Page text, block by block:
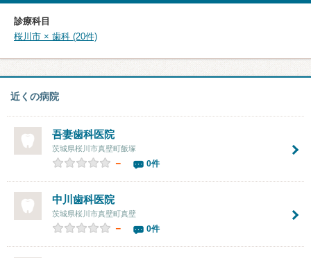
診療科目
桜川市 × 歯科 (20件)
近くの病院
吾妻歯科医院
茨城県桜川市真壁町飯塚
－ 0件
中川歯科医院
茨城県桜川市真壁町真壁
－ 0件